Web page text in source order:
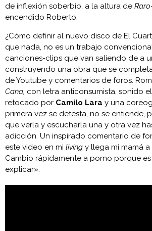
de inflexión soberbio, a la altura de
encendido Roberto.
¿Cómo definir al nuevo disco de El
que nada, no es un trabajo
canciones-clips que van saliendo de a
construyendo una obra que se
de Youtube y comentarios de foros.
Cana, con letra anticonsumista, sonido
retocado por Camilo Lara y una
primera vez se detesta, no se entiende,
que verla y escucharla una y otra vez
adicción. Un inspirado comentario de
este video en mi living y llega mi mamá a
Cambio rápidamente a porno porque
explicar».